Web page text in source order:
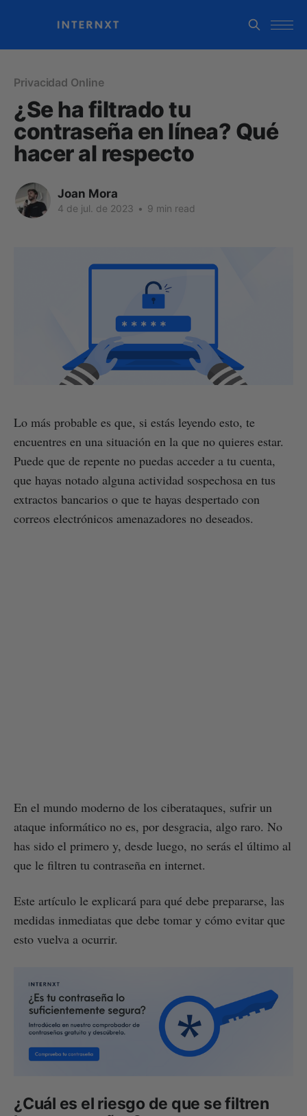
Privacidad Online
¿Se ha filtrado tu
contraseña en línea? Qué
hacer al respecto
Joan Mora
4 de jul. de 2023 • 9 min read
Lo más probable es que, si estás leyendo esto, te
encuentres en una situación en la que no quieres estar.
Puede que de repente no puedas acceder a tu cuenta,
que hayas notado alguna actividad sospechosa en tus
extractos bancarios o que te hayas despertado con
correos electrónicos amenazadores no deseados.
En el mundo moderno de los ciberataques, sufrir un
ataque informático no es, por desgracia, algo raro. No
has sido el primero y, desde luego, no serás el último al
que le filtren tu contraseña en internet.
Este artículo le explicará para qué debe prepararse, las
medidas inmediatas que debe tomar y cómo evitar que
esto vuelva a ocurrir.
¿Cuál es el riesgo de que se filtren